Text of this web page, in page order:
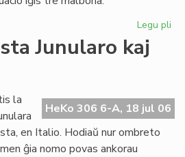
Legu pli
Junularo kaj
HeKo 306 6-A, 18 jul 06
la
en Italio. Hodiaŭ nur ombreto
ĝia nomo povas ankorau